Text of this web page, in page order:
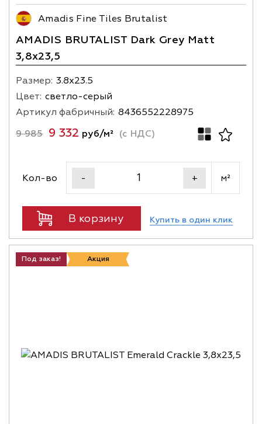
Amadis Fine Tiles Brutalist
AMADIS BRUTALIST Dark Grey Matt
3,8х23,5
Размер: 3.8х23.5
Цвет: светло-серый
Артикул фабричный: 8436552228975
9 985 9 332 руб/м² (с НДС)
Кол-во - + м²
В корзину Купить в один клик
Под заказ! Акция